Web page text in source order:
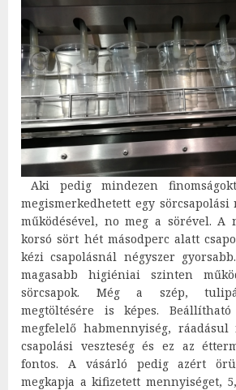
Aki pedig mindezen
megismerkedhetett egy sörcsapolási
működésével, no meg a sörével. A
korsó sört hét másodperc alatt
kézi csapolásnál négyszer
magasabb higiéniai szinten
sörcsapok. Még a szép,
megtöltésére is képes.
megfelelő habmennyiség, ráadásul
csapolási veszteség és ez az
fontos. A vásárló pedig azért
megkapja a kifizetett mennyiséget,